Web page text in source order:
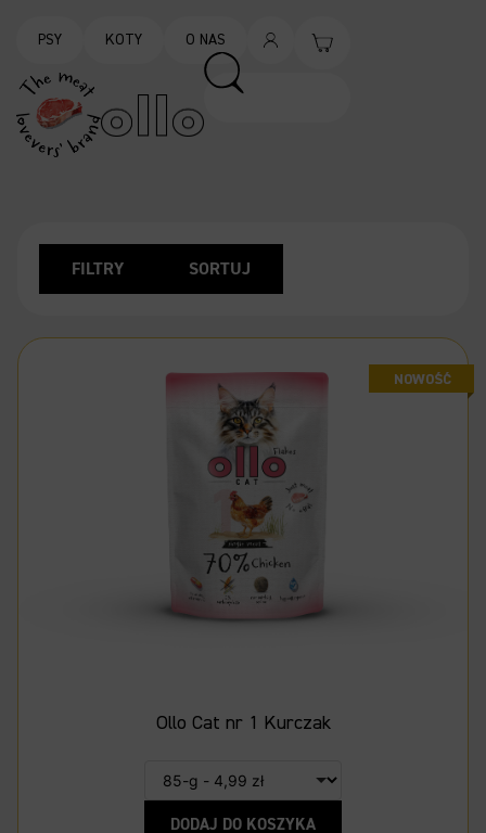
PSY KOTY O NAS
FILTRY SORTUJ
Ollo Cat nr 1 Kurczak
DODAJ DO KOSZYKA